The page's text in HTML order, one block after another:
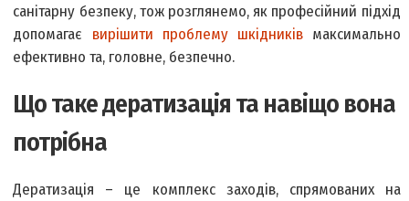
санітарну безпеку, тож розглянемо, як професійний підхід
допомагає вирішити проблему шкідниківмаксимально
ефективно та, головне, безпечно.
Що таке дератизація та навіщо вона
потрібна
Дератизація – це комплекс заходів, спрямованих на